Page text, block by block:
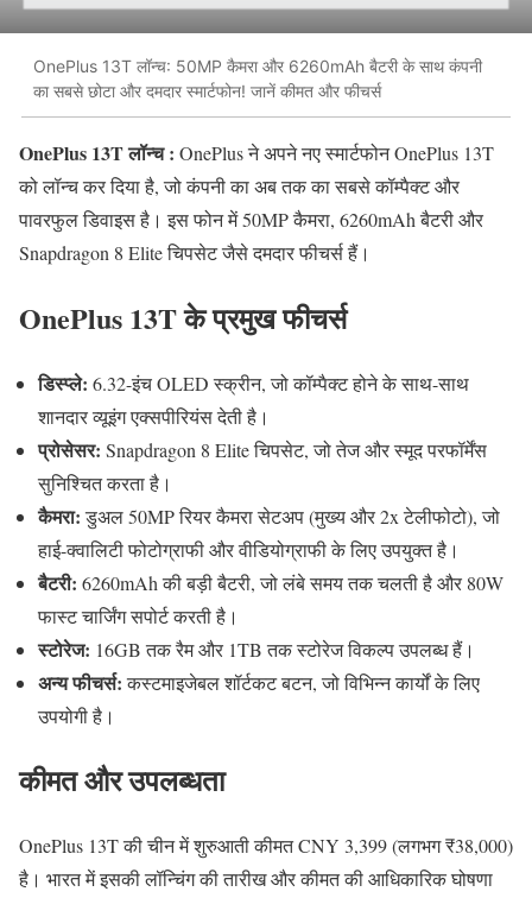
OnePlus 13T लॉन्च: 50MP कैमरा और 6260mAh बैटरी के साथ कंपनी
का सबसे छोटा और दमदार स्मार्टफोन! जानें कीमत और फीचर्स
OnePlus 13T लॉन्च : OnePlus ने अपने नए स्मार्टफोन OnePlus 13T
को लॉन्च कर दिया है, जो कंपनी का अब तक का सबसे कॉम्पैक्ट और
पावरफुल डिवाइस है। इस फोन में 50MP कैमरा, 6260mAh बैटरी और
Snapdragon 8 Elite चिपसेट जैसे दमदार फीचर्स हैं।
OnePlus 13T के प्रमुख फीचर्स
डिस्प्ले: 6.32-इंच OLED स्क्रीन, जो कॉम्पैक्ट होने के साथ-साथ
शानदार व्यूइंग एक्सपीरियंस देती है।
प्रोसेसर: Snapdragon 8 Elite चिपसेट, जो तेज और स्मूद परफॉर्मेंस
सुनिश्चित करता है।
कैमरा: डुअल 50MP रियर कैमरा सेटअप (मुख्य और 2x टेलीफोटो), जो
हाई-क्वालिटी फोटोग्राफी और वीडियोग्राफी के लिए उपयुक्त है।
बैटरी: 6260mAh की बड़ी बैटरी, जो लंबे समय तक चलती है और 80W
फास्ट चार्जिंग सपोर्ट करती है।
स्टोरेज: 16GB तक रैम और 1TB तक स्टोरेज विकल्प उपलब्ध हैं।
अन्य फीचर्स: कस्टमाइजेबल शॉर्टकट बटन, जो विभिन्न कार्यों के लिए
उपयोगी है।
कीमत और उपलब्धता
OnePlus 13T की चीन में शुरुआती कीमत CNY 3,399 (लगभग ₹38,000)
है। भारत में इसकी लॉन्चिंग की तारीख और कीमत की आधिकारिक घोषणा